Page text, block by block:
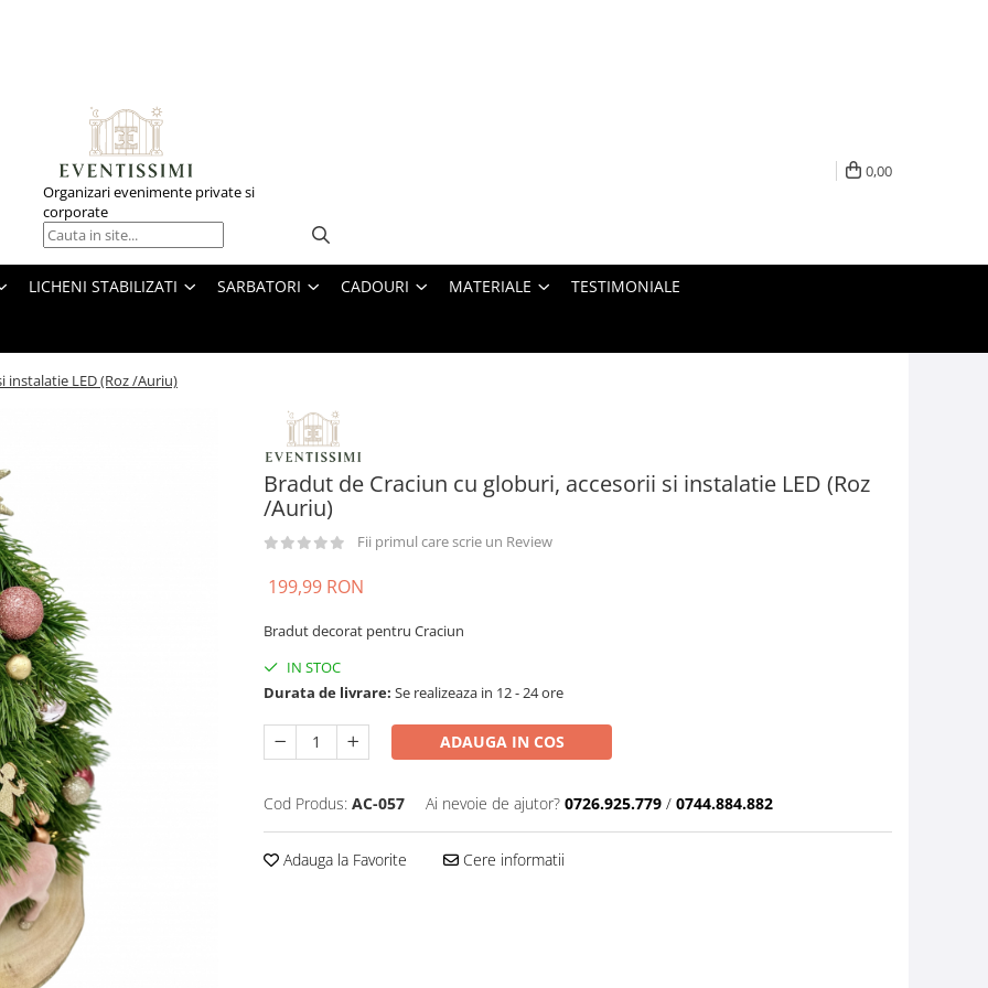
Organizari evenimente private si
corporate
0,00
LICHENI STABILIZATI SARBATORI CADOURI MATERIALE TESTIMONIALE
instalatie LED (Roz /Auriu)
Bradut de Craciun cu globuri, accesorii si instalatie LED (Roz
/Auriu)
Fii primul care scrie un Review
199,99 RON
Bradut decorat pentru Craciun
IN STOC
Durata de livrare: Se realizeaza in 12 - 24 ore
ADAUGA IN COS
Cod Produs: AC-057 Ai nevoie de ajutor? 0726.925.779 / 0744.884.882
Adauga la Favorite Cere informatii